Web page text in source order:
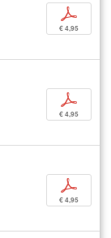
p
€ 4,95
p
€ 4,95
p
€ 4,95